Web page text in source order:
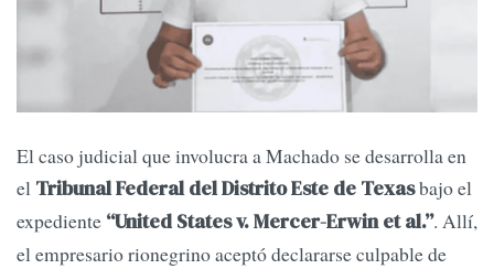
El caso judicial que involucra a Machado se desarrolla en
el Tribunal Federal del Distrito Este de Texasbajo el
expediente “United States v. Mercer-Erwin et al.”. Allí,
el empresario rionegrino aceptó declararse culpable de